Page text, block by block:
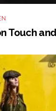
Touch